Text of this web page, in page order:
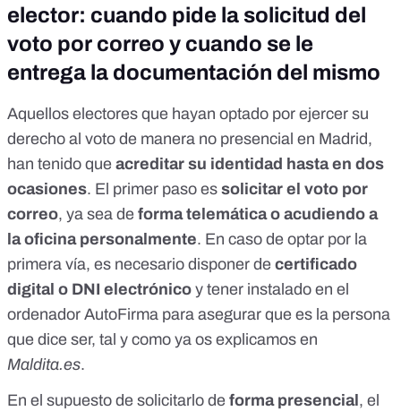
elector: cuando pide la solicitud del
voto por correo y cuando se le
entrega la documentación del mismo
Aquellos electores que hayan optado por ejercer su
derecho al voto de manera no presencial en Madrid,
han tenido que acreditar su identidad hasta en dos
ocasiones. El primer paso es solicitar el voto por
correo, ya sea de forma telemática o acudiendo a
la oficina personalmente. En caso de optar por la
primera vía, es necesario disponer de certificado
digital o DNI electrónico y tener instalado en el
ordenador AutoFirma para asegurar que es la persona
que dice ser, tal y como ya os explicamos en
Maldita.es.
En el supuesto de solicitarlo de forma presencial , el